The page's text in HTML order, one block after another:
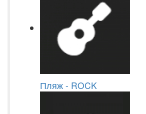
Пляж - ROCK